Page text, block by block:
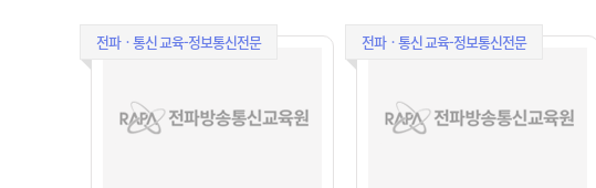
전파ㆍ통신 교육-정보통신전문 전파ㆍ통신 교육-정보통신전문